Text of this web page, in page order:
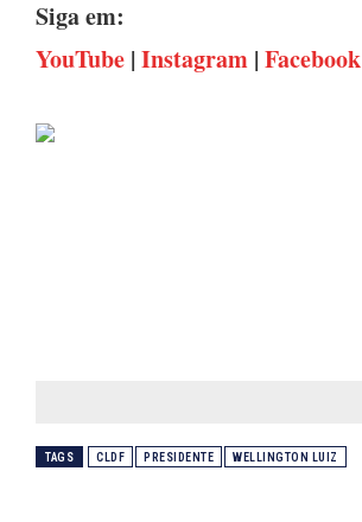
Siga em:
YouTube | Instagram | Facebook
TAGS CLDF PRESIDENTE WELLINGTON LUIZ